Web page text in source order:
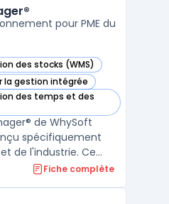
Central automatise les
pour PME du
des stocks (WMS)
dans cette catégorie
la gestion intégrée
dans cette catégorie
des temps et des
dans cette catégorie
de WhySoft
spécifiquement
et de l'industrie. Ce
complète pour
Fiche complète